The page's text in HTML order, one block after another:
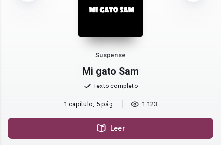
Suspense
Mi gato Sam
Texto completo
1 capítulo, 5 pág. 1 123
Leer